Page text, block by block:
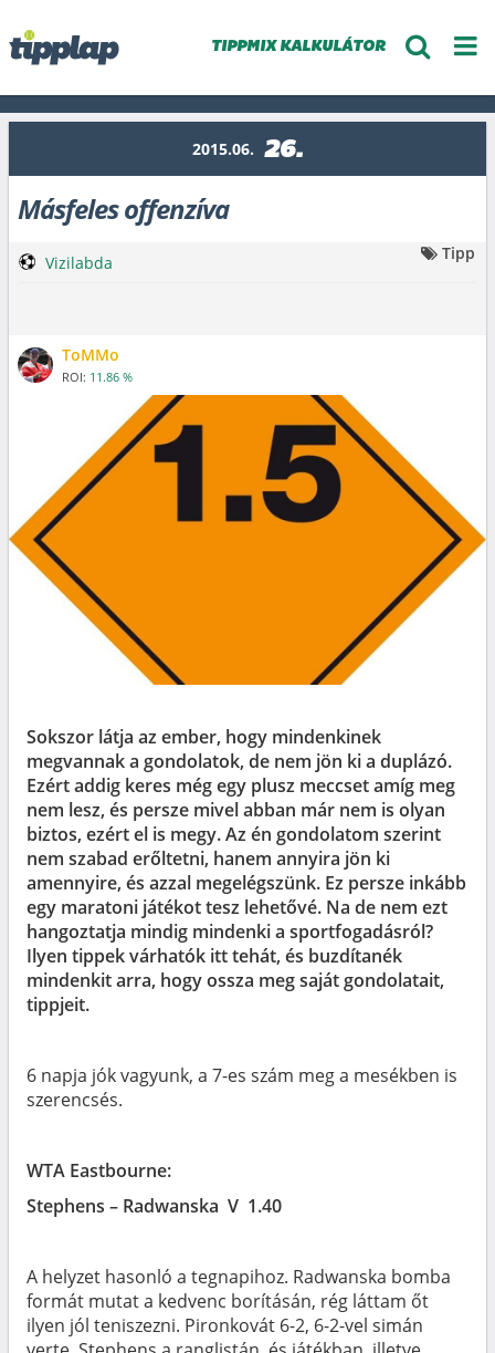
TIPPMIX KALKULÁTOR
2015.06. 26.
Másfeles offenzíva
ToMMo
ROI: 11.86 %
Vizilabda Tipp
Sokszor látja az ember, hogy mindenkinek
megvannak a gondolatok, de nem jön ki a duplázó.
Ezért addig keres még egy plusz meccset amíg meg
nem lesz, és persze mivel abban már nem is olyan
biztos, ezért el is megy. Az én gondolatom szerint
nem szabad erőltetni, hanem annyira jön ki
amennyire, és azzal megelégszünk. Ez persze inkább
egy maratoni játékot tesz lehetővé. Na de nem ezt
hangoztatja mindig mindenki a sportfogadásról?
Ilyen tippek várhatók itt tehát, és buzdítanék
mindenkit arra, hogy ossza meg saját gondolatait,
tippjeit.
6 napja jók vagyunk, a 7-es szám meg a mesékben is
szerencsés.
WTA Eastbourne:
Stephens – Radwanska V 1.40
A helyzet hasonló a tegnapihoz. Radwanska bomba
formát mutat a kedvenc borításán, rég láttam őt
ilyen jól teniszezni. Pironkovát 6-2, 6-2-vel simán